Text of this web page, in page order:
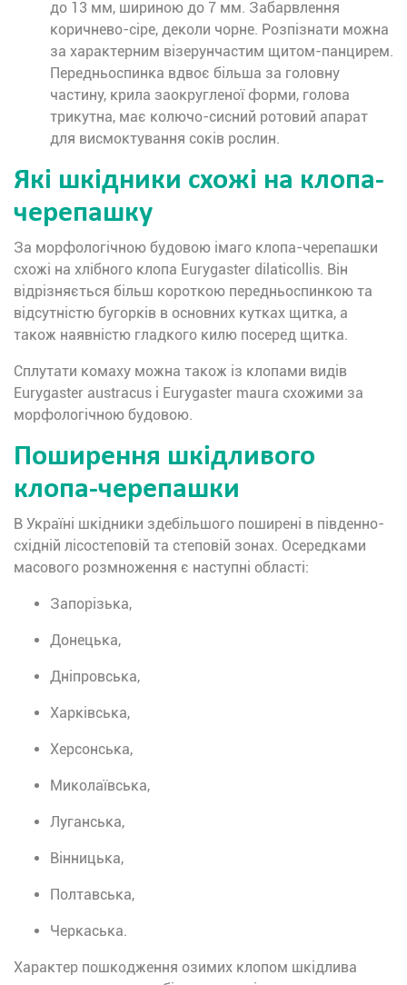
до 13 мм, шириною до 7 мм. Забарвлення
коричнево-сіре, деколи чорне. Розпізнати можна
за характерним візерунчастим щитом-панцирем.
Передньоспинка вдвоє більша за головну
частину, крила заокругленої форми, голова
трикутна, має колючо-сисний ротовий апарат
для висмоктування соків рослин.
Які шкідники схожі на клопа-
черепашку
За морфологічною будовою імаго клопа-черепашки
схожі на хлібного клопа Eurygaster dilaticollis. Він
відрізняється більш короткою передньоспинкою та
відсутністю бугорків в основних кутках щитка, а
також наявністю гладкого килю посеред щитка.
Сплутати комаху можна також із клопами видів
Eurygaster austracus і Eurygaster maura схожими за
морфологічною будовою.
Поширення шкідливого
клопа-черепашки
В Україні шкідники здебільшого поширені в південно-
східній лісостеповій та степовій зонах. Осередками
масового розмноження є наступні області:
Запорізька,
Донецька,
Дніпровська,
Харківська,
Херсонська,
Миколаївська,
Луганська,
Вінницька,
Полтавська,
Черкаська.
Характер пошкодження озимих клопом шкідлива